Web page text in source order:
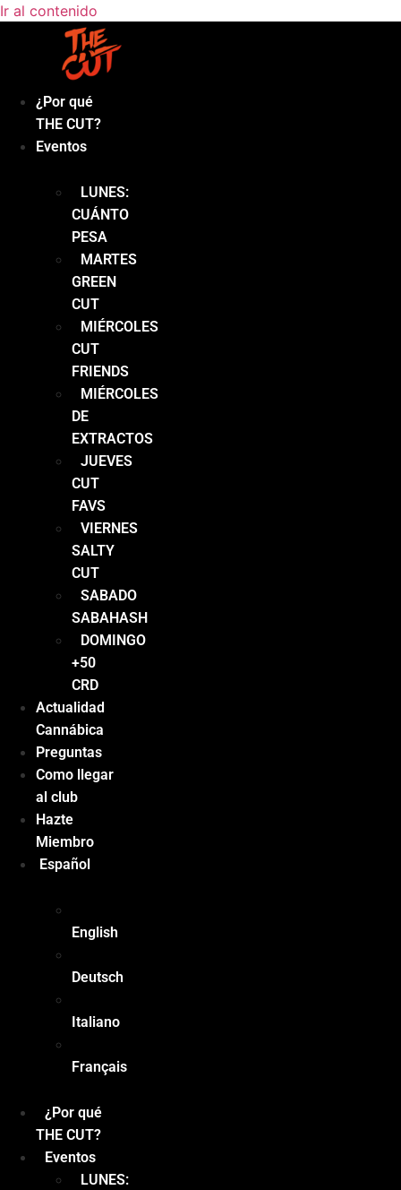
Ir al contenido
¿Por qué
THE CUT?
Eventos
LUNES:
CUÁNTO
PESA
MARTES
GREEN
CUT
MIÉRCOLES
CUT
FRIENDS
MIÉRCOLES
DE
EXTRACTOS
JUEVES
CUT
FAVS
VIERNES
SALTY
CUT
SABADO
SABAHASH
DOMINGO
+50
CRD
Actualidad
Cannábica
Preguntas
Como llegar
al club
Hazte
Miembro
Español
English
Deutsch
Italiano
Français
¿Por qué
THE CUT?
Eventos
LUNES: